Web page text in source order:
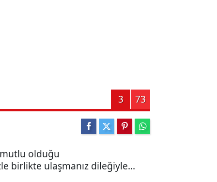
3 73
olduğu
birlikte ulaşmanız dileğiyle...